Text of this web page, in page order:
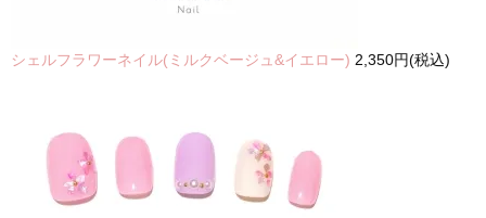
シェルフラワーネイル(ミルクベージュ&イエロー) 2,350円(税込)